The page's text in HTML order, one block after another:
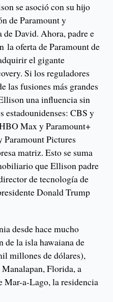
se asoció con su hijo
de Paramount y
de David. Ahora, padre e
la oferta de Paramount de
el gigante
Si los reguladores
las fusiones más grandes
una influencia sin
estadounidenses: CBS y
Max y Paramount+
Paramount Pictures
matriz. Esto se suma
que Ellison padre
de tecnología de
Donald Trump
desde hace mucho
la isla hawaiana de
millones de dólares),
Florida, a
Mar-a-Lago, la residencia